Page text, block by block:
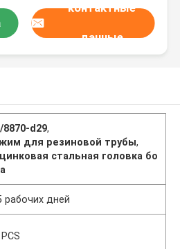
контактные
данные
8870-d29,
для резиновой трубы,
стальная головка бо
рабочих дней